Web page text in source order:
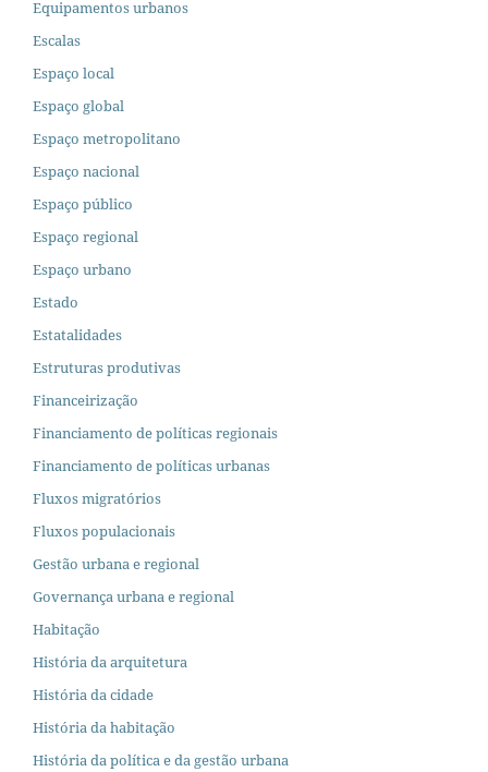
Equipamentos urbanos
Escalas
Espaço local
Espaço global
Espaço metropolitano
Espaço nacional
Espaço público
Espaço regional
Espaço urbano
Estado
Estatalidades
Estruturas produtivas
Financeirização
Financiamento de políticas regionais
Financiamento de políticas urbanas
Fluxos migratórios
Fluxos populacionais
Gestão urbana e regional
Governança urbana e regional
Habitação
História da arquitetura
História da cidade
História da habitação
História da política e da gestão urbana